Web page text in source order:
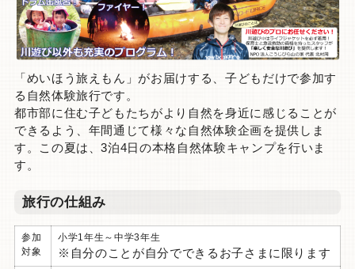
「めいほう旅えもん」がお届けする、子どもだけで参加す
る自然体験旅行です。
都市部に住む子どもたちがより自然を身近に感じることが
できるよう、年間通じて様々な自然体験企画を提供しま
す。
この夏は、3泊4日の本格自然体験キャンプを行いま
す。
旅行の仕組み
参加
対象
小学1年生～中学3年生
※自分のことが自分でできるお子さまに限ります